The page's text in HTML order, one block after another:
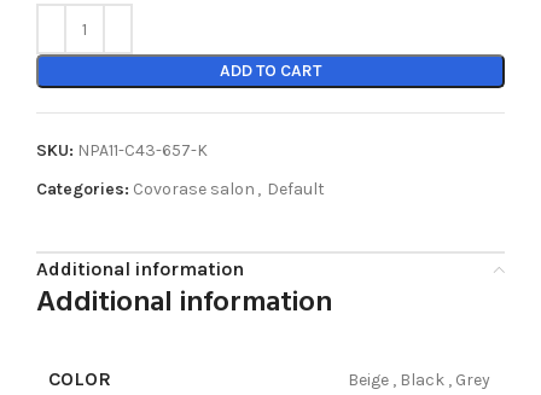
ADD TO CART
SKU: NPA11-C43-657-K
Categories: Covorase salon , Default
Additional information
Additional information
COLOR Beige , Black , Grey